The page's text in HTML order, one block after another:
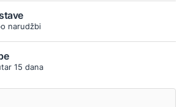
narudžbi
15 dana